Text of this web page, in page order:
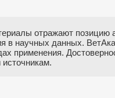
отражают позицию
в научных данных.
применения.